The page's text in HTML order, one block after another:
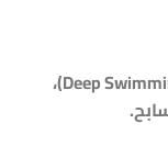
شبك مسبح عميق (Deep Swimming Pool Skimmer Net)،